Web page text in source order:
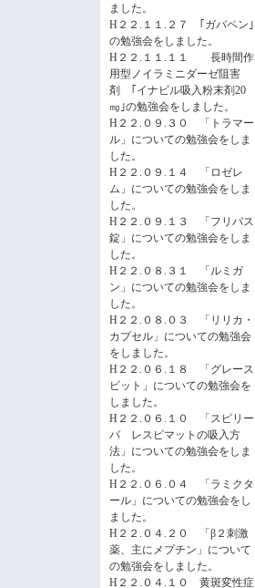
ました。
H２２.１１.２７ ｢ガバペン｣
の勉強会をしました。
H２２.１１.１１ 長時間作
用型ノイラミニダーゼ阻害
剤 ｢イナビル吸入粉末剤20
㎎｣の勉強会をしました。
H２２.０９.３０ 「トラマー
ル」についての勉強会をしま
した。
H２２.０９.１４ 「ロゼレ
ム」についての勉強会をしま
した。
H２２.０９.１３ 「フリバス
錠」についての勉強会をしま
した。
H２２.０８.３１ 「ルミガ
ン」についての勉強会をしま
した。
H２２.０８.０３ 「リリカ・
カプセル」についての勉強会
をしました。
H２２.０６.１８ 「グレース
ビット」についての勉強会を
しました。
H２２.０６.１０ 「スピリー
バ レスピマットの吸入方
法」についての勉強会をしま
した。
H２２.０６.０４ 「ラミクタ
ール」についての勉強会をし
ました。
H２２.０４.２０ 「β２刺激
薬、主にメプチン」について
の勉強会をしました。
H２２.０４.１０ 黄斑変性症